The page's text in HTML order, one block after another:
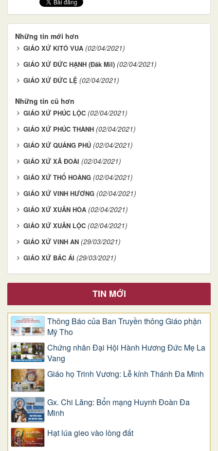
Những tin mới hơn
GIÁO XỨ KITÔ VUA (02/04/2021)
GIÁO XỨ ĐỨC HẠNH (Đăk Mil) (02/04/2021)
GIÁO XỨ ĐỨC LỆ (02/04/2021)
Những tin cũ hơn
GIÁO XỨ PHÚC LỘC (02/04/2021)
GIÁO XỨ PHÚC THÀNH (02/04/2021)
GIÁO XỨ QUẢNG PHÚ (02/04/2021)
GIÁO XỨ XÃ ĐOÀI (02/04/2021)
GIÁO XỨ THỔ HOÀNG (02/04/2021)
GIÁO XỨ VINH HƯƠNG (02/04/2021)
GIÁO XỨ XUÂN HÒA (02/04/2021)
GIÁO XỨ XUÂN LỘC (02/04/2021)
GIÁO XỨ VINH AN (29/03/2021)
GIÁO XỨ BÁC ÁI (29/03/2021)
TIN MỚI
Thông Báo của Ban Truyền thông Giáo phận
Mỹ Tho
Chứng nhân Đại Hội Hành Hương Đức Mẹ La
Vang
Giáo họ Trinh Vương: Lễ kính Thánh Đa Minh
Gx. Chi Lăng: Bổn mạng Huynh Đoàn Đa
Minh
Hạt lúa gieo vào lòng đất